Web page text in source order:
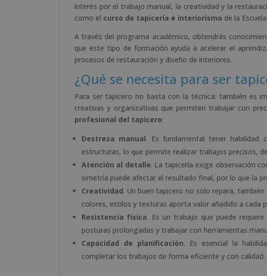
interés por el trabajo manual, la creatividad y la
como el curso de tapicería e interiorismo de la
A través del programa académico, obtendrás
que este tipo de formación ayuda a acelerar el
procesos de restauración y diseño de interiores.
¿Qué se necesita para ser
Para ser tapicero no basta con la técnica: también es
creativas y organizativas que permiten trabajar con
profesional del tapicero:
Destreza manual. Es fundamental tener habilidad
estructuras, lo que permite realizar trabajos precisos,
Atención al detalle. La tapicería exige observación
simetría puede afectar el resultado final, por lo que la
Creatividad. Un buen tapicero no solo repara,
colores, estilos y texturas aporta valor añadido a cada
Resistencia física. Es un trabajo que puede
posturas prolongadas y trabajar con herramientas
Capacidad de planificación. Es esencial la
completar los trabajos de forma eficiente y con calidad.